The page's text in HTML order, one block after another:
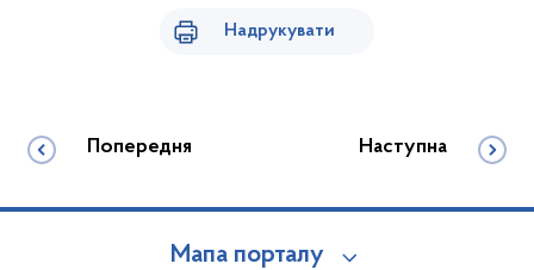
Надрукувати
Попередня Наступна
Мапа порталу